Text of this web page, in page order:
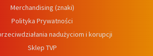
Merchandising (znaki)
Polityka Prywatności
nadużyciom i korupcji
Sklep TVP